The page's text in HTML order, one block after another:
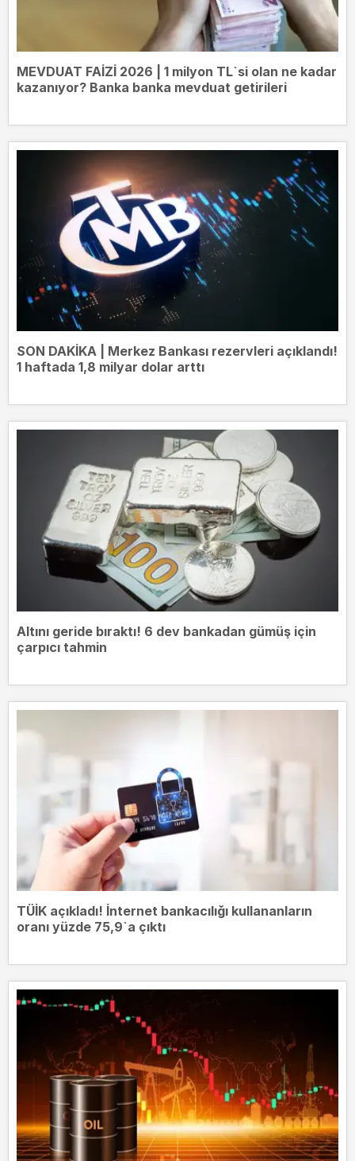
MEVDUAT FAİZİ 2026 | 1 milyon TL`si olan ne kadar
kazanıyor? Banka banka mevduat getirileri
SON DAKİKA | Merkez Bankası rezervleri açıklandı!
1 haftada 1,8 milyar dolar arttı
Altını geride bıraktı! 6 dev bankadan gümüş için
çarpıcı tahmin
TÜİK açıkladı! İnternet bankacılığı kullananların
oranı yüzde 75,9`a çıktı